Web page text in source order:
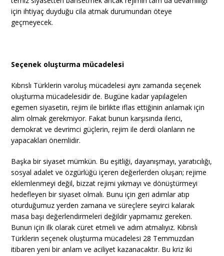
için ihtiyaç duyduğu cila atmak durumundan öteye
geçmeyecek.
Seçenek oluşturma mücadelesi
Kıbrıslı Türklerin varoluş mücadelesi aynı zamanda seçenek
oluşturma mücadelesidir de. Bugüne kadar yapılagelen
egemen siyasetin, rejim ile birlikte iflas ettiğinin anlamak için
alim olmak gerekmiyor. Fakat bunun karşısında ilerici,
demokrat ve devrimci güçlerin, rejim ile derdi olanların ne
yapacakları önemlidir.
Başka bir siyaset mümkün. Bu eşitliği, dayanışmayı, yaratıcılığı,
sosyal adalet ve özgürlüğü içeren değerlerden oluşan; rejime
eklemlenmeyi değil, bizzat rejimi yıkmayı ve dönüştürmeyi
hedefleyen bir siyaset olmalı. Bunu için geri adımlar atıp
oturduğumuz yerden zamana ve süreçlere seyirci kalarak
masa başı değerlendirmeleri değildir yapmamız gereken.
Bunun için ilk olarak cüret etmeli ve adım atmalıyız. Kıbrıslı
Türklerin seçenek oluşturma mücadelesi 28 Temmuzdan
itibaren yeni bir anlam ve aciliyet kazanacaktır. Bu kriz iki